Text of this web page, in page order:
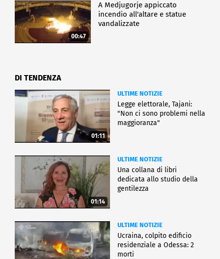
00:47
A Medjugorje appiccato
incendio all'altare e statue
vandalizzate
DI TENDENZA
01:11
ULTIME NOTIZIE
Legge elettorale, Tajani:
"Non ci sono problemi nella
maggioranza"
01:14
ULTIME NOTIZIE
Una collana di libri
dedicata allo studio della
gentilezza
ULTIME NOTIZIE
Ucraina, colpito edificio
residenziale a Odessa: 2
morti